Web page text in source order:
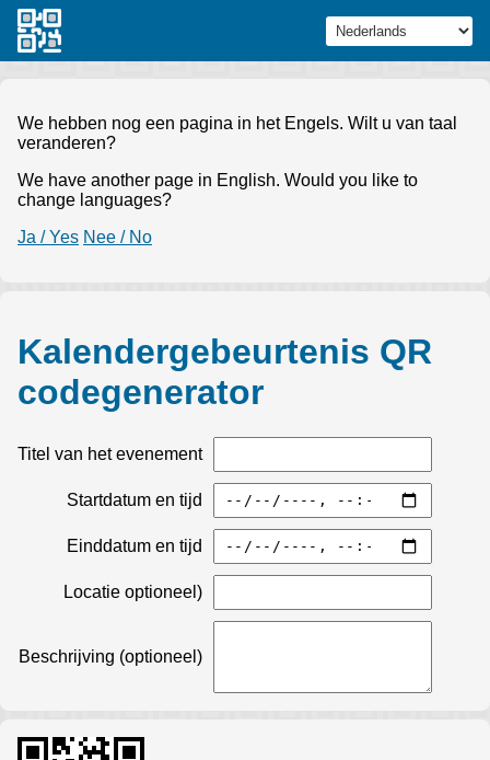
We hebben nog een pagina in het Engels. Wilt u van taal
veranderen?
We have another page in English. Would you like to
change languages?
Ja / Yes Nee / No
Kalendergebeurtenis QR
codegenerator
Titel van het evenement
Startdatum en tijd
Einddatum en tijd
Locatie optioneel)
Beschrijving (optioneel)